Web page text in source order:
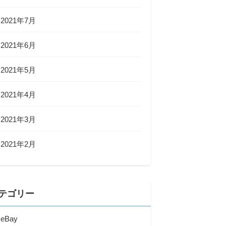
2021年7月
2021年6月
2021年5月
2021年4月
2021年3月
2021年2月
ゴリー
eBay